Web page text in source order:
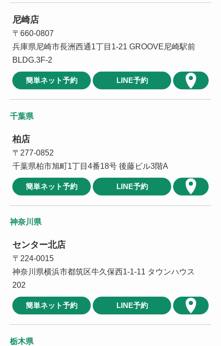
尼崎店
〒660-0807
兵庫県尼崎市長洲西通1丁目1-21 GROOVE尼崎駅前
BLDG.3F-2
簡単ネット予約 LINE予約
千葉県
柏店
〒277-0852
千葉県柏市旭町1丁目4番18号 後藤ビル3階A
簡単ネット予約 LINE予約
神奈川県
センター北店
〒224-0015
神奈川県横浜市都筑区牛久保西1-1-11 タウンハウス
202
簡単ネット予約 LINE予約
栃木県